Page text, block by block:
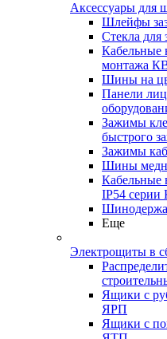
Аксессуары для
Шлейфы
Стекла для
Кабельные
монтажа
Шины на
Панели
Зажимы
быстрого
Зажимы
Шины
Кабельные
IP54
Еще
Электрощиты в
Ящики с
ЯРП
Ящики с